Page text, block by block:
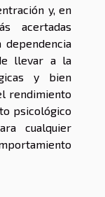
y, en
acertadas
llevar a la
y bien
rendimiento
psicológico
cualquier